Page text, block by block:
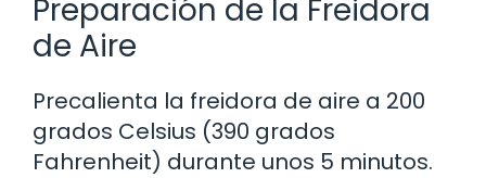
Preparación de la Freidora
de Aire
Precalienta la freidora de aire a 200
grados Celsius (390 grados
Fahrenheit) durante unos 5 minutos.